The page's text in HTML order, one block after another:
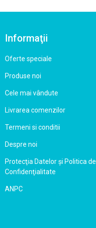
Informaţii
Oferte speciale
Produse noi
Cele mai vândute
Livrarea comenzilor
Termeni si conditii
Despre noi
Protecţia Datelor şi Politica de
Confidenţialitate
ANPC